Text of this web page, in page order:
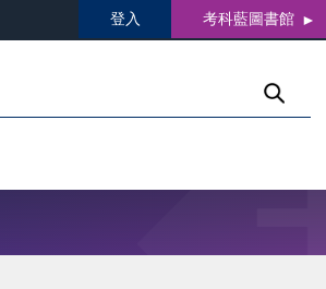
登入 考科藍圖書館